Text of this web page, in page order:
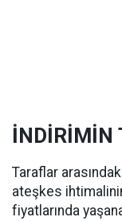
İNDİRİMİN
Taraflar
ateşkes
fiyatlarında